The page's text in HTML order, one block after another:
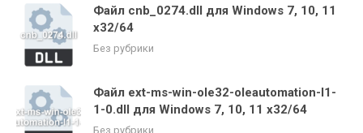
Файл cnb_0274.dll для Windows 7, 10, 11
x32/64
Без рубрики
Файл ext-ms-win-ole32-oleautomation-l1-
1-0.dll для Windows 7, 10, 11 x32/64
Без рубрики